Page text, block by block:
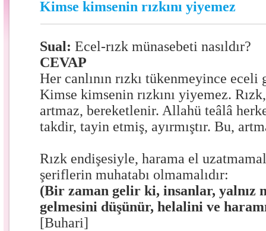
Kimse kimsenin rızkını yiyemez
Sual:Ecel-rızk münasebeti nasıldır?
CEVAP
Her canlının rızkı tükenmeyince
Kimse kimsenin rızkını yiyemez.
artmaz, bereketlenir. Allahü teâlâ
takdir, tayin etmiş, ayırmıştır. Bu,
Rızk endişesiyle, harama el
şeriflerin muhatabı olmamalıdır:
(Bir zaman gelir ki, insanlar, yalnız
gelmesini düşünür, helalini ve
[Buhari]